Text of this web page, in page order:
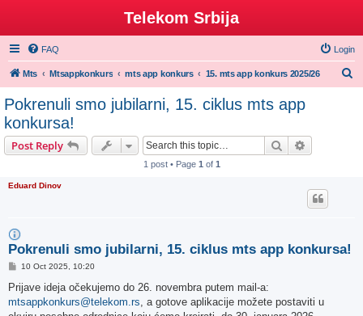
Telekom Srbija
FAQ Login
Mts Mtsappkonkurs mts app konkurs 15. mts app konkurs 2025/26
Pokrenuli smo jubilarni, 15. ciklus mts app
konkursa!
Post Reply Search
1 post • Page 1 of 1
Eduard Dinov
Pokrenuli smo jubilarni, 15. ciklus mts app konkursa!
P
s
10 Oct 2025, 10:20
Prijave ideja očekujemo do 26. novembra putem mail-a:
mtsappkonkurs@telekom.rs, a gotove aplikacije možete postaviti u